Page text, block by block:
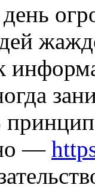
—